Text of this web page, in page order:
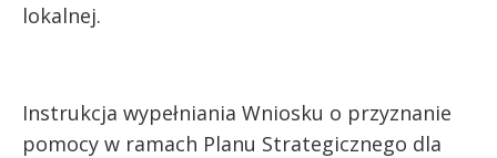
lokalnej.
Instrukcja wypełniania Wniosku o przyznanie
pomocy w ramach Planu Strategicznego dla